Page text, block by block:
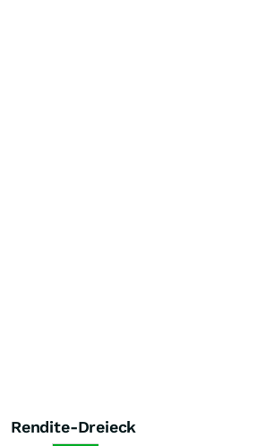
Rendite-Dreieck